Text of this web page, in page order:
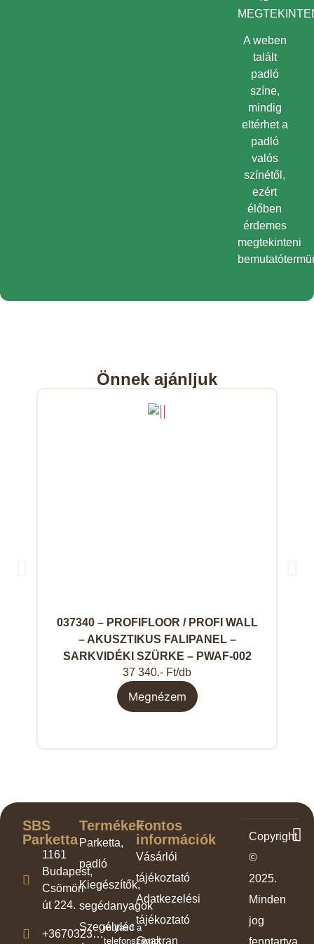
A weben
talált
padló
színe,
mindig
eltérhet a
padló
valós
színétől,
ezért
élőben
érdemes
megtekinteni
Önnek ajánljuk
037340 – PROFIFLOOR / PROFI WALL
– AKUSZTIKUS FALIPANEL –
SARKVIDÉKI SZÜRKE – PWAF-002
37 340.- Ft/db
Megnézem
SBS
Parketta
1161
Budapest,
Csömöri
út 224.
+3670323…
mutasd a
telefonszámot
Termékek
Parketta,
padló
Kiegészítők,
segédanyagok
Szegélyléc
Fontos
információk
Vásárlói
tájékoztató
Adatkezelési
tájékoztató
Gyakran
Copyright
©
2025.
Minden
jog
fenntartva